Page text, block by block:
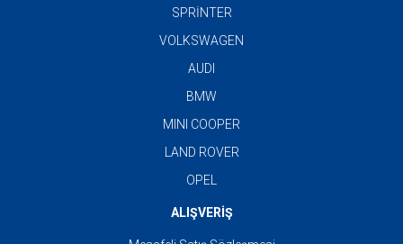
SPRİNTER
VOLKSWAGEN
AUDI
BMW
MINI COOPER
LAND ROVER
OPEL
ALIŞVERİŞ